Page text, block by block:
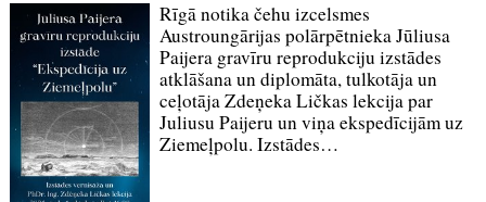
Rīgā notika čehu izcelsmes
Austroungārijas polārpētnieka Jūliusa
Paijera gravīru reprodukciju izstādes
atklāšana un diplomāta, tulkotāja un
ceļotāja Zdeņeka Ličkas lekcija par
Juliusu Paijeru un viņa ekspedīcijām uz
Ziemeļpolu. Izstādes…